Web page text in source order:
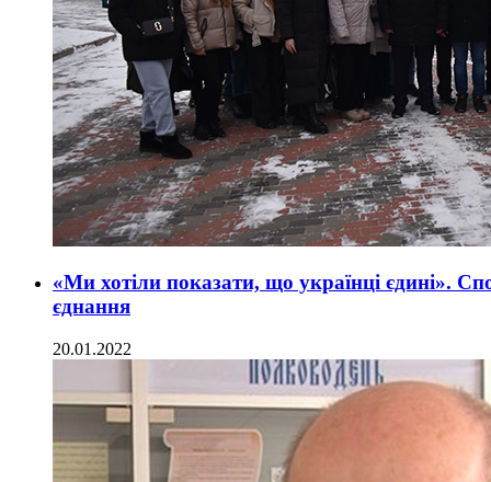
«Ми хотіли показати, що українці єдині».
єднання
20.01.2022